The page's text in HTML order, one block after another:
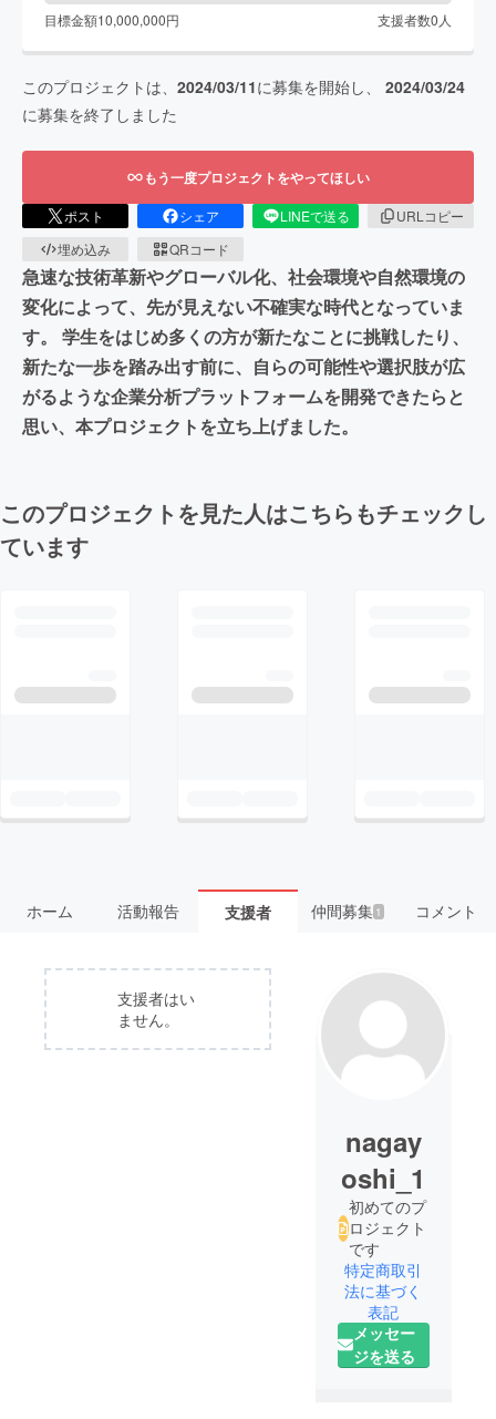
目標金額10,000,000円 支援者数0 人
このプロジェクトは、 2024/03/11に募集を開始し、 2024/03/24
に募集を終了しました
もう一度プロジェクトをやってほしい
ポスト シェア LINEで送る
URLコピー
埋め込み
QRコード
急速な技術革新やグローバル化、社会環境や自然環境の
変化によって、先が見えない不確実な時代となっていま
す。 学生をはじめ多くの方が新たなことに挑戦したり、
新たな一歩を踏み出す前に、自らの可能性や選択肢が広
がるような企業分析プラットフォームを開発できたらと
思い、本プロジェクトを立ち上げました。
このプロジェクトを見た人はこちらもチェックし
ています
ホーム 活動報告 支援者 仲間募集 1 コメント
支援者はい
ません。
nagay
oshi_1
初めてのプ
ロジェクト
です
特定商取引
法に基づく
表記
メッセー
ジを送る